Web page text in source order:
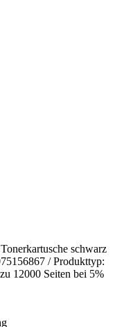
schwarz
/ Produkttyp:
12000 Seiten bei 5%